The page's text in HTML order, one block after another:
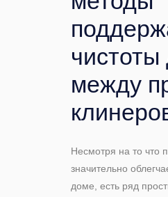
между
Несмотря на то что
значительно
доме, есть ряд